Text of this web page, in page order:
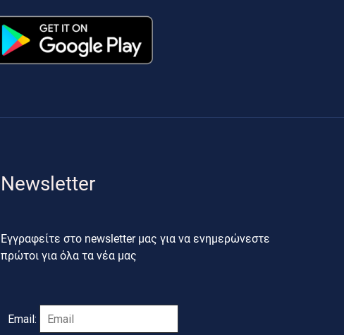
Newsletter
Εγγραφείτε στο newsletter μας για να ενημερώνεστε
πρώτοι για όλα τα νέα μας
Email: